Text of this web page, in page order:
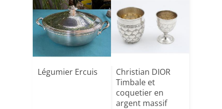
Légumier Ercuis
Christian DIOR
Timbale et
coquetier en
argent massif